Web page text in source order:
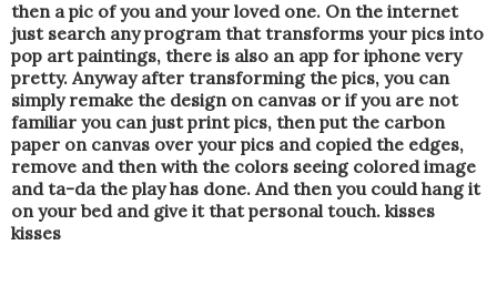
then a pic of you and your loved one. On the internet
just search any program that transforms your pics into
pop art paintings, there is also an app for iphone very
pretty. Anyway after transforming the pics, you can
simply remake the design on canvas or if you are not
familiar you can just print pics, then put the carbon
paper on canvas over your pics and copied the edges,
remove and then with the colors seeing colored image
and ta-da the play has done. And then you could hang it
on your bed and give it that personal touch. kisses
kisses